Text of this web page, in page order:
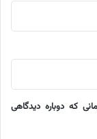
که دوباره دیدگاهی